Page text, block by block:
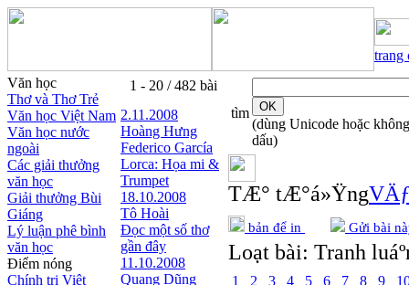
trang
Văn học
Thơ và Thơ Trẻ
Văn học Việt Nam
Văn học nước
ngoài
Các giải thưởng
văn học
Giải thưởng Bùi
Giáng
Lý luận phê bình
văn học
Điểm nóng
Chính trị Việt
1 - 20 / 482 bài
2.11.2008
Hoàng Hưng
Federico García
Lorca: Họa mi &
Trumpet
18.10.2008
Tô Hoài
Đọc một số thơ
gần đây
11.10.2008
Quang Dũng
tìm
(dùng Unicode hoặc không
dấu)
TÆ° tÆ°á»Ÿng
bản để in Gửi bài
Loạt bài: Tranh
1 2 3 4 5 6 7 8 9